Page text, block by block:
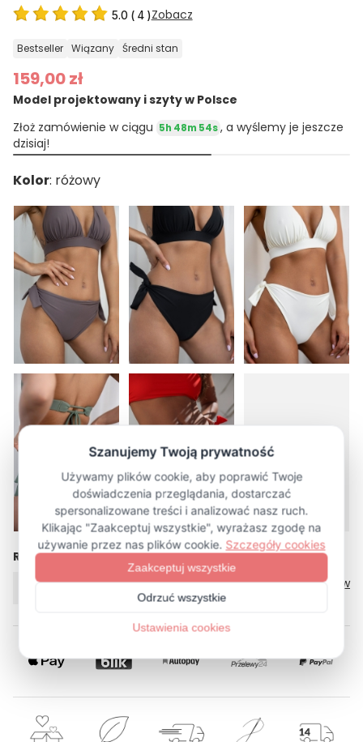
5.0 ( 4 )Zobacz
bestseller wiązany średni stan
159,00 zł
Model projektowany i szyty w Polsce
Złoż zamówienie w ciągu 5h 48m 53s , a wyślemy je jeszcze
dzisiaj!
Kolor
więcej (24)
Rozmiar
Tabela rozmiarów